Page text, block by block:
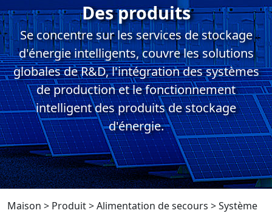
Des produits
Se concentre sur les services de stockage
d'énergie intelligents, couvre les solutions
globales de R&D, l'intégration des systèmes
de production et le fonctionnement
intelligent des produits de stockage
d'énergie.
Maison > Produit>Alimentation de secours >Système